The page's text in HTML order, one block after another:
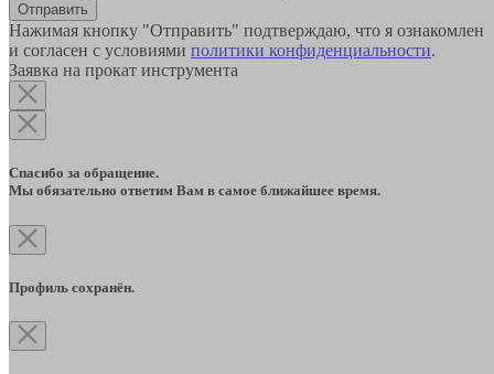
Отправить
Нажимая кнопку "Отправить" подтверждаю, что я ознакомлен
и согласен с условиями политики конфиденциальности.
Заявка на прокат инструмента
Спасибо за обращение.
Мы обязательно ответим Вам в самое ближайшее время.
Профиль сохранён.